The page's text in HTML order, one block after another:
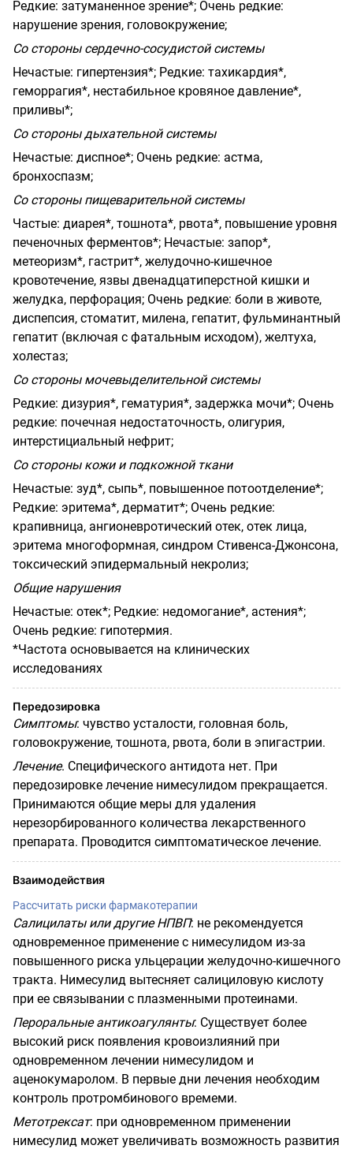
Редкие: затуманенное зрение*; Очень редкие:
нарушение зрения, головокружение;
Со стороны сердечно-сосудистой системы
Нечастые: гипертензия*; Редкие: тахикардия*,
геморрагия*, нестабильное кровяное давление*,
приливы*;
Со стороны дыхательной системы
Нечастые: диспное*; Очень редкие: астма,
бронхоспазм;
Со стороны пищеварительной системы
Частые: диарея*, тошнота*, рвота*, повышение уровня
печеночных ферментов*; Нечастые: запор*,
метеоризм*, гастрит*, желудочно-кишечное
кровотечение, язвы двенадцатиперстной кишки и
желудка, перфорация; Очень редкие: боли в животе,
диспепсия, стоматит, милена, гепатит, фульминантный
гепатит (включая с фатальным исходом), желтуха,
холестаз;
Со стороны мочевыделительной системы
Редкие: дизурия*, гематурия*, задержка мочи*; Очень
редкие: почечная недостаточность, олигурия,
интерстициальный нефрит;
Со стороны кожи и подкожной ткани
Нечастые: зуд*, сыпь*, повышенное потоотделение*;
Редкие: эритема*, дерматит*; Очень редкие:
крапивница, ангионевротический отек, отек лица,
эритема многоформная, синдром Стивенса-Джонсона,
токсический эпидермальный некролиз;
Общие нарушения
Нечастые: отек*; Редкие: недомогание*, астения*;
Очень редкие: гипотермия.
*Частота основывается на клинических
исследованиях
Передозировка
Симптомы: чувство усталости, головная боль,
головокружение, тошнота, рвота, боли в эпигастрии.
Лечение. Специфического антидота нет. При
передозировке лечение нимесулидом прекращается.
Принимаются общие меры для удаления
нерезорбированного количества лекарственного
препарата. Проводится симптоматическое лечение.
Взаимодействия
Рассчитать риски фармакотерапии
Салицилаты или другие НПВП: не рекомендуется
одновременное применение с нимесулидом из-за
повышенного риска ульцерации желудочно-кишечного
тракта. Нимесулид вытесняет салициловую кислоту
при ее связывании с плазменными протеинами.
Пероральные антикоагулянты: Существует более
высокий риск появления кровоизлияний при
одновременном лечении нимесулидом и
аценокумаролом. В первые дни лечения необходим
контроль протромбинового времеми.
Метотрексат: при одновременном применении
нимесулид может увеличивать возможность развития